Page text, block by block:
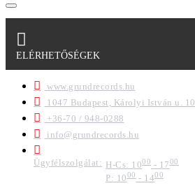
ELÉRHETŐSÉGEK
www.grundrecords.hu
1047 Budapest, Károlyi István u. 10.
+36-70 / 948-0288
info@grundrecords.hu
Ügyfélszolgálat: H-Cs: 1000 - 1700
P: 1000- 1400